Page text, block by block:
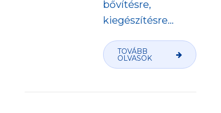
bővítésre,
kiegészítésre...
TOVÁBB
OLVASOK